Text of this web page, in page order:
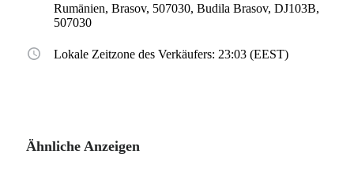
Rumänien, Brasov, 507030, Budila Brasov, DJ103B,
507030
Lokale Zeitzone des Verkäufers: 23:03 (EEST)
Ähnliche Anzeigen